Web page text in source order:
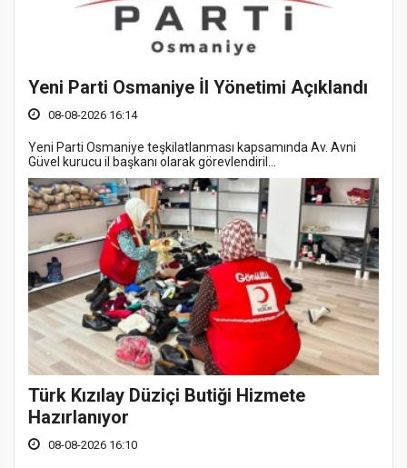
Yeni Parti Osmaniye İl Yönetimi Açıklandı
08-08-2026 16:14
Yeni Parti Osmaniye teşkilatlanması kapsamında Av. Avni
Güvel kurucu il başkanı olarak görevlendiril...
Türk Kızılay Düziçi Butiği Hizmete
Hazırlanıyor
08-08-2026 16:10